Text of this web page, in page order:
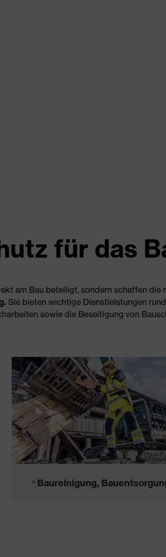
für das
am Bau beteiligt, sondern schaffen die
Sie bieten wichtige Dienstleistungen
sowie die Beseitigung von
Baureinigung,